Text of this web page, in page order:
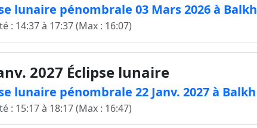
lunaire pénombrale 03 Mars 2026 à Balkh
: 14:37 à 17:37 (Max : 16:07)
2027 Éclipse lunaire
lunaire pénombrale 22 Janv. 2027 à Balkh
: 15:17 à 18:17 (Max : 16:47)